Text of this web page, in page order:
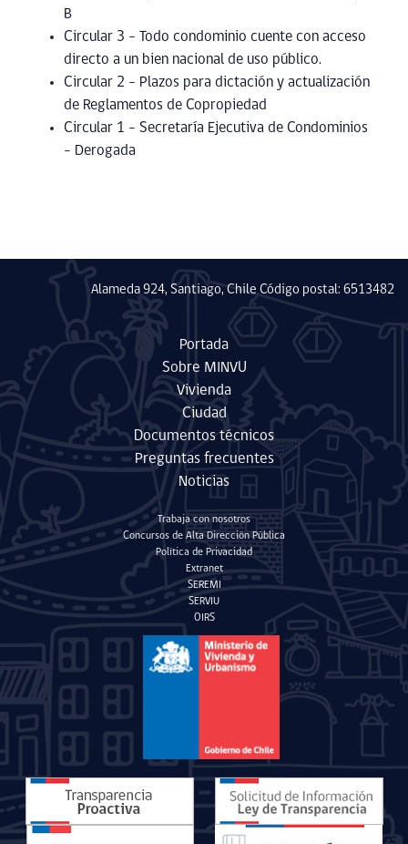
B
Circular 3 – Todo condominio cuente con acceso
directo a un bien nacional de uso público.
Circular 2 – Plazos para dictación y actualización
de Reglamentos de Copropiedad
Circular 1 – Secretaría Ejecutiva de Condominios
– Derogada
Alameda 924, Santiago, Chile Código postal: 6513482
Portada
Sobre MINVU
Vivienda
Ciudad
Documentos técnicos
Preguntas frecuentes
Noticias
Trabaja con nosotros
Concursos de Alta Dirección Pública
Política de Privacidad
Extranet
SEREMI
SERVIU
OIRS